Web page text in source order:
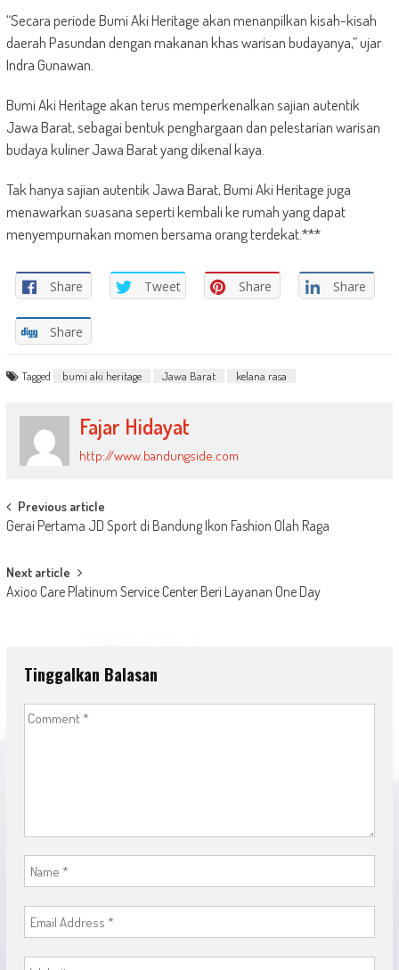
“Secara periode Bumi Aki Heritage akan menanpilkan kisah-kisah
daerah Pasundan dengan makanan khas warisan budayanya,” ujar
Indra Gunawan.
Bumi Aki Heritage akan terus memperkenalkan sajian autentik
Jawa Barat, sebagai bentuk penghargaan dan pelestarian warisan
budaya kuliner Jawa Barat yang dikenal kaya.
Tak hanya sajian autentik Jawa Barat, Bumi Aki Heritage juga
menawarkan suasana seperti kembali ke rumah yang dapat
menyempurnakan momen bersama orang terdekat.***
Share Tweet Share Share
Share
Tagged bumi aki heritage Jawa Barat kelana rasa
Fajar Hidayat
http://www.bandungside.com
Post
navigation
Previous article
Gerai Pertama JD Sport di Bandung Ikon Fashion Olah Raga
Next article
Axioo Care Platinum Service Center Beri Layanan One Day
Tinggalkan Balasan